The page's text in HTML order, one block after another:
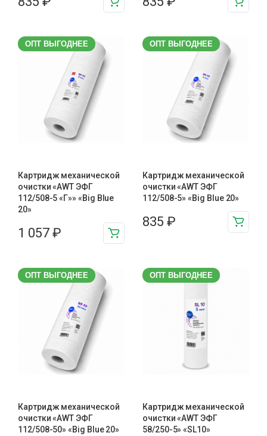
ОПТ ВЫГОДНЕЕ
Картридж механической
очистки «AWT ЭФГ
112/508-5 «Г»» «Big Blue
20»
1 057 ₽
ОПТ ВЫГОДНЕЕ
Картридж механической
очистки «AWT ЭФГ
112/508-5» «Big Blue 20»
835 ₽
ОПТ ВЫГОДНЕЕ
Картридж механической
очистки «AWT ЭФГ
112/508-50» «Big Blue 20»
ОПТ ВЫГОДНЕЕ
Картридж механической
очистки «AWT ЭФГ
58/250-5» «SL10»